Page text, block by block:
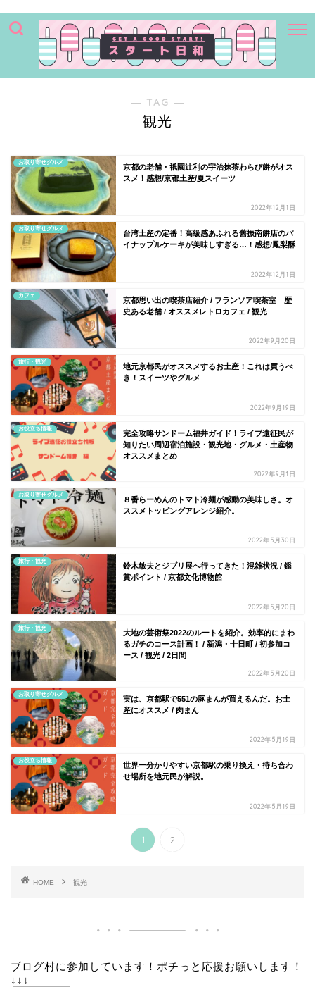
― TAG ―
観光
お取り寄せグルメ
京都の老舗・祇園辻利の宇治抹茶わらび餅がオス
スメ！感想/京都土産/夏スイーツ
2022年12月1日
お取り寄せグルメ
台湾土産の定番！高級感あふれる舊振南餅店のパ
イナップルケーキが美味しすぎる…！感想/鳳梨酥
2022年12月1日
カフェ
京都思い出の喫茶店紹介 / フランソア喫茶室 歴
史ある老舗 / オススメレトロカフェ / 観光
2022年9月20日
旅行・観光
地元京都民がオススメするお土産！これは買うべ
き！スイーツやグルメ
2022年9月19日
お役立ち情報
完全攻略サンドーム福井ガイド！ライブ遠征民が
知りたい周辺宿泊施設・観光地・グルメ・土産物
オススメまとめ
2022年9月1日
お取り寄せグルメ
８番らーめんのトマト冷麺が感動の美味しさ。オ
ススメトッピングアレンジ紹介。
2022年5月30日
旅行・観光
鈴木敏夫とジブリ展へ行ってきた！混雑状況 / 鑑
賞ポイント / 京都文化博物館
2022年5月20日
旅行・観光
大地の芸術祭2022のルートを紹介。効率的にまわ
るガチのコース計画！ / 新潟・十日町 / 初参加コ
ース / 観光 / 2日間
2022年5月20日
お取り寄せグルメ
実は、京都駅で551の豚まんが買えるんだ。お土
産にオススメ / 肉まん
2022年5月19日
お役立ち情報
世界一分かりやすい京都駅の乗り換え・待ち合わ
せ場所を地元民が解説。
2022年5月19日
1 2
HOME 観光
ブログ村に参加しています！ポチっと応援お願いします！
↓↓↓